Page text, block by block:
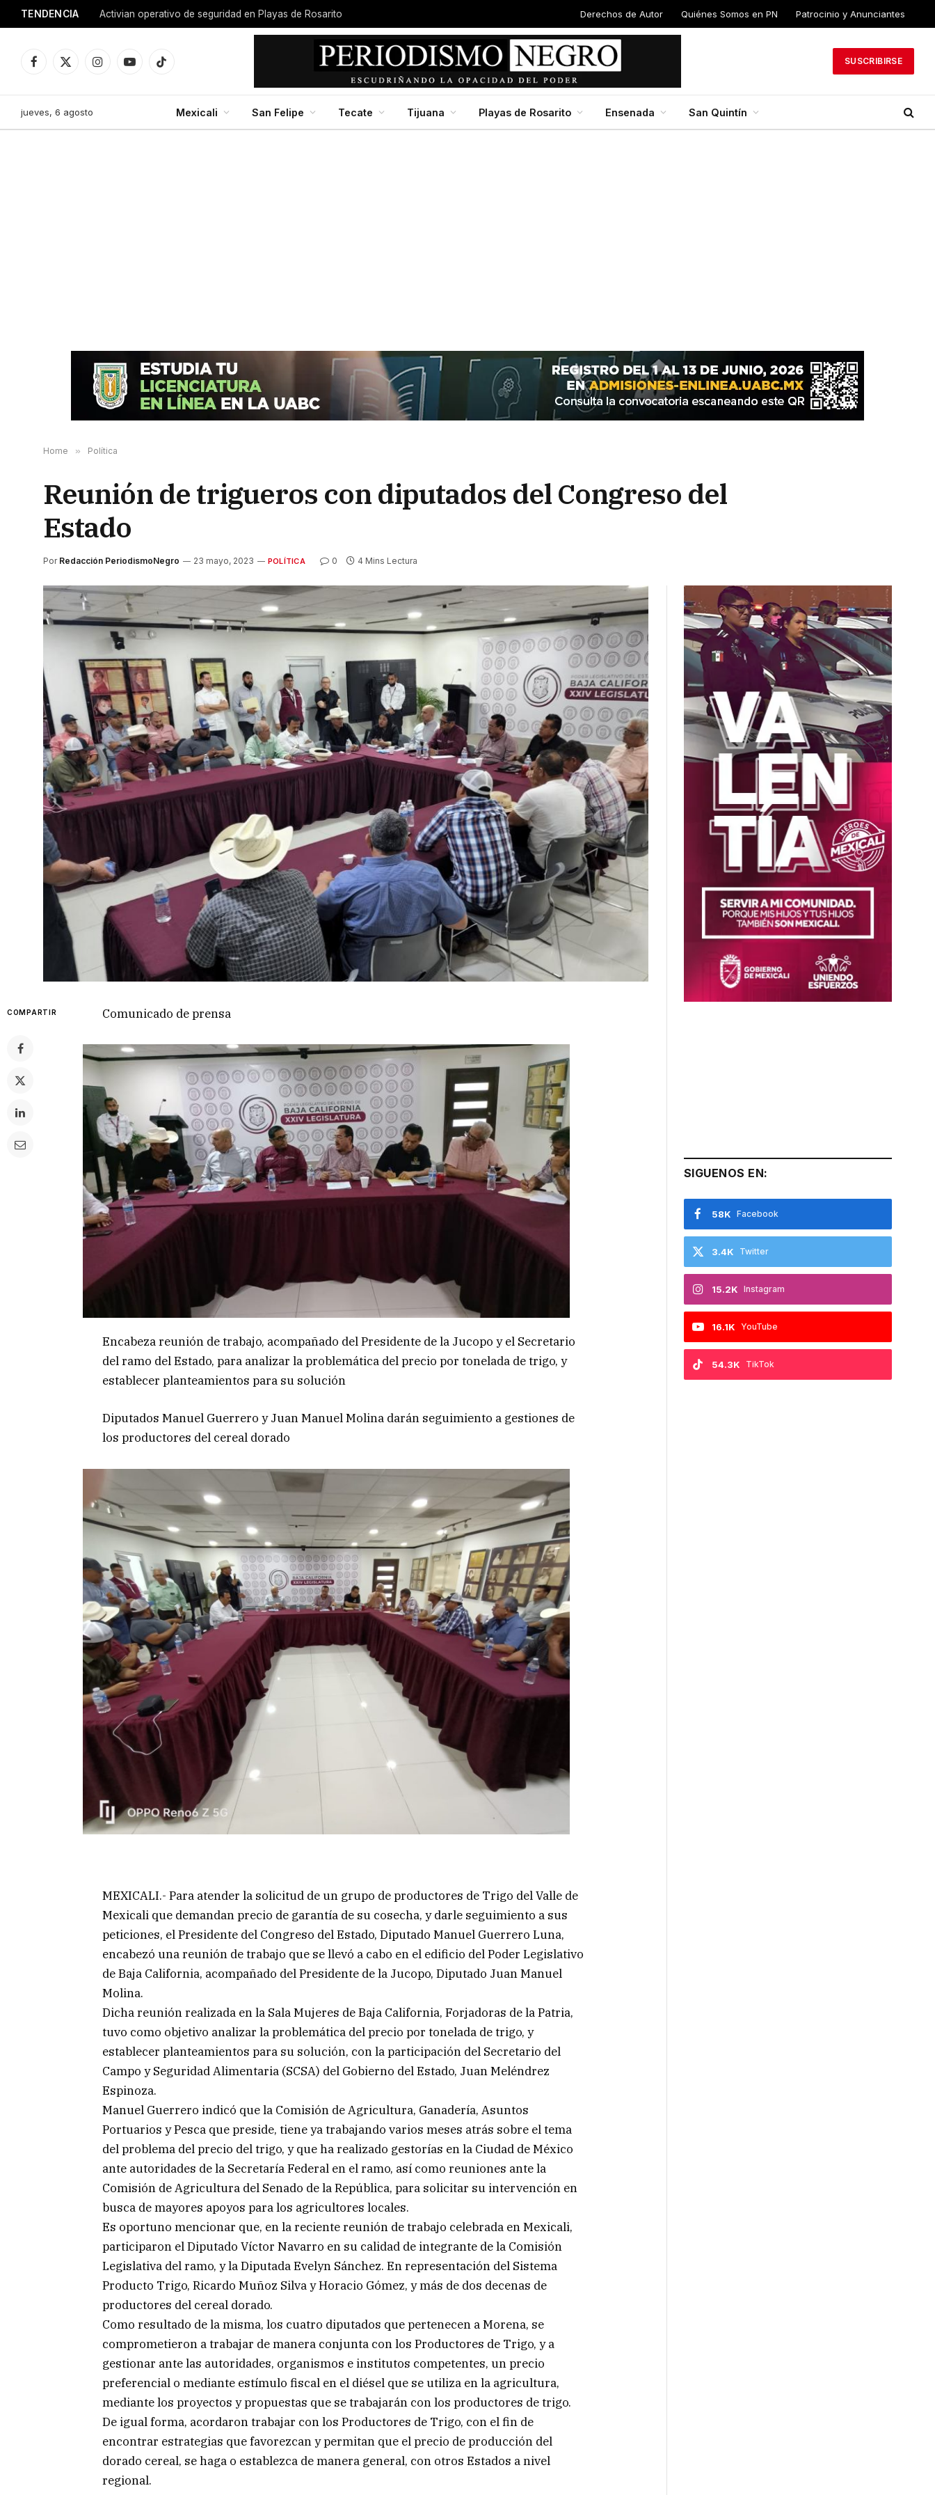
Derechos de
Autor
Quiénes Somos en
PN
Patrocinio y
Anunciantes
Facebook
X
InstagramYouTubeTikTok
SUSCRIBIRSE
jueves, 6 agosto Mexicali San Felipe Tecate Tijuana Playas de Rosarito Ensenada San Quintín
Home » Política
Reunión de trigueros con diputados del Congreso del
Estado
Por Redacción PeriodismoNegro 23 mayo, 2023 POLÍTICA 0 4 Mins Lectura
COMPARTIR Comunicado de prensa
Encabeza reunión de trabajo, acompañado del Presidente de la Jucopo y el Secretario
del ramo del Estado, para analizar la problemática del precio por tonelada de trigo, y
establecer planteamientos para su solución
Diputados Manuel Guerrero y Juan Manuel Molina darán seguimiento a gestiones de
los productores del cereal dorado
MEXICALI.- Para atender la solicitud de un grupo de productores de Trigo del Valle de
Mexicali que demandan precio de garantía de su cosecha, y darle seguimiento a sus
peticiones, el Presidente del Congreso del Estado, Diputado Manuel Guerrero Luna,
encabezó una reunión de trabajo que se llevó a cabo en el edificio del Poder Legislativo
de Baja California, acompañado del Presidente de la Jucopo, Diputado Juan Manuel
Molina.
Dicha reunión realizada en la Sala Mujeres de Baja California, Forjadoras de la Patria,
tuvo como objetivo analizar la problemática del precio por tonelada de trigo, y
establecer planteamientos para su solución, con la participación del Secretario del
Campo y Seguridad Alimentaria (SCSA) del Gobierno del Estado, Juan Meléndrez
Espinoza.
Manuel Guerrero indicó que la Comisión de Agricultura, Ganadería, Asuntos
Portuarios y Pesca que preside, tiene ya trabajando varios meses atrás sobre el tema
del problema del precio del trigo, y que ha realizado gestorías en la Ciudad de México
ante autoridades de la Secretaría Federal en el ramo, así como reuniones ante la
Comisión de Agricultura del Senado de la República, para solicitar su intervención en
busca de mayores apoyos para los agricultores locales.
Es oportuno mencionar que, en la reciente reunión de trabajo celebrada en Mexicali,
participaron el Diputado Víctor Navarro en su calidad de integrante de la Comisión
Legislativa del ramo, y la Diputada Evelyn Sánchez. En representación del Sistema
Producto Trigo, Ricardo Muñoz Silva y Horacio Gómez, y más de dos decenas de
productores del cereal dorado.
Como resultado de la misma, los cuatro diputados que pertenecen a Morena, se
comprometieron a trabajar de manera conjunta con los Productores de Trigo, y a
gestionar ante las autoridades, organismos e institutos competentes, un precio
preferencial o mediante estímulo fiscal en el diésel que se utiliza en la agricultura,
mediante los proyectos y propuestas que se trabajarán con los productores de trigo.
De igual forma, acordaron trabajar con los Productores de Trigo, con el fin de
encontrar estrategias que favorezcan y permitan que el precio de producción del
dorado cereal, se haga o establezca de manera general, con otros Estados a nivel
regional.
SIGUENOS EN:
Facebook
58K
Twitter
3.4K
Instagram
15.2K
YouTube
16.1K
TikTok
54.3K